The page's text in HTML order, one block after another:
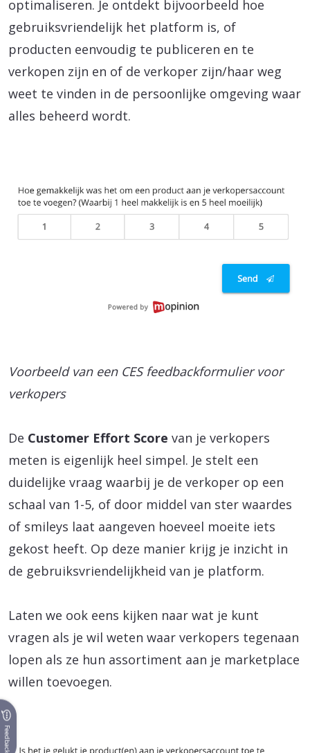
optimaliseren. Je ontdekt bijvoorbeeld hoe
gebruiksvriendelijk het platform is, of
producten eenvoudig te publiceren en te
verkopen zijn en of de verkoper zijn/haar weg
weet te vinden in de persoonlijke omgeving waar
alles beheerd wordt.
Voorbeeld van een CES feedbackformulier voor
verkopers
De Customer Effort Score van je verkopers
meten is eigenlijk heel simpel. Je stelt een
duidelijke vraag waarbij je de verkoper op een
schaal van 1-5, of door middel van ster waardes
of smileys laat aangeven hoeveel moeite iets
gekost heeft. Op deze manier krijg je inzicht in
de gebruiksvriendelijkheid van je platform.
Laten we ook eens kijken naar wat je kunt
vragen als je wil weten waar verkopers tegenaan
lopen als ze hun assortiment aan je marketplace
willen toevoegen.
Feedback